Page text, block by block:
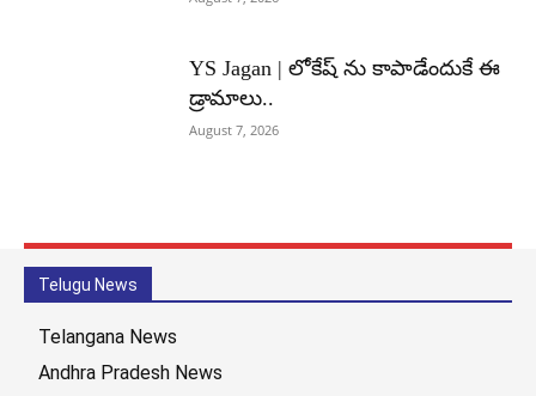
YS Jagan | లోకేష్ ను కాపాడేందుకే ఈ
డ్రామాలు..
August 7, 2026
Telugu News
Telangana News
Andhra Pradesh News